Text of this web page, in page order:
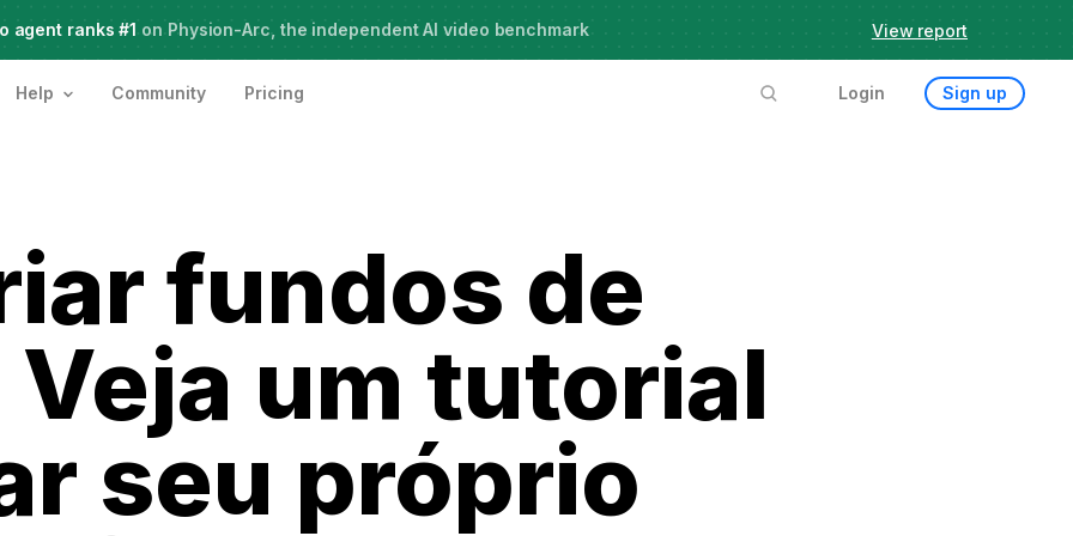
Meet Agent Two, frontier intelligence for creative work
agent ranks #1 on Physion-Arc, the independent AI video benchmark View report
Help Community Pricing Login Sign up
fundos de
um tutorial
seu próprio